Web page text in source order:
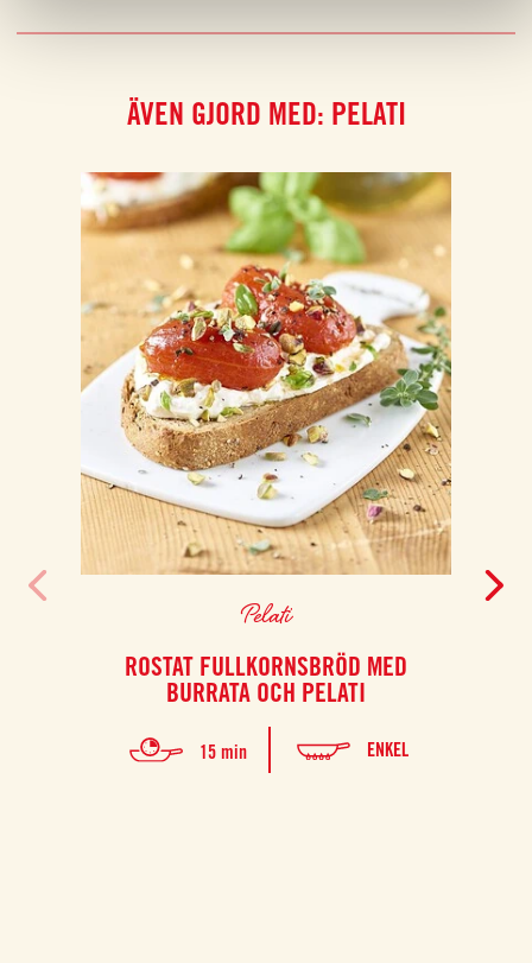
ÄVEN GJORD MED: PELATI
Pelati
ROSTAT FULLKORNSBRÖD MED
BURRATA OCH PELATI
15 min ENKEL